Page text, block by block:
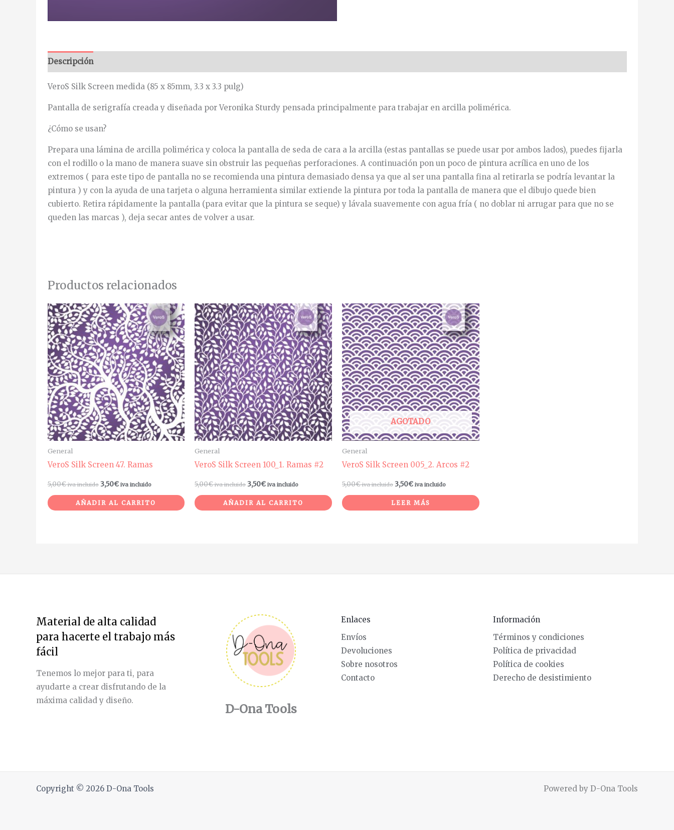
Descripción
VeroS Silk Screen medida (85 x 85mm, 3.3 x 3.3 pulg)
Pantalla de serigrafía creada y diseñada por Veronika Sturdy pensada principalmente para trabajar en arcilla polimérica.
¿Cómo se usan?
Prepara una lámina de arcilla polimérica y coloca la pantalla de seda de cara a la arcilla (estas pantallas se puede usar por ambos lados), puedes fijarla
con el rodillo o la mano de manera suave sin obstruir las pequeñas perforaciones. A continuación pon un poco de pintura acrílica en uno de los
extremos ( para este tipo de pantalla no se recomienda una pintura demasiado densa ya que al ser una pantalla fina al retirarla se podría levantar la
pintura ) y con la ayuda de una tarjeta o alguna herramienta similar extiende la pintura por toda la pantalla de manera que el dibujo quede bien
cubierto. Retira rápidamente la pantalla (para evitar que la pintura se seque) y lávala suavemente con agua fría ( no doblar ni arrugar para que no se
queden las marcas ), deja secar antes de volver a usar.
Productos relacionados
General
VeroS Silk Screen 47. Ramas
5,00€ iva incluido 3,50€ iva incluido
AÑADIR AL CARRITO
General
VeroS Silk Screen 100_1. Ramas #2
5,00€ iva incluido 3,50€ iva incluido
AÑADIR AL CARRITO
AGOTADO
General
VeroS Silk Screen 005_2. Arcos #2
5,00€ iva incluido 3,50€ iva incluido
LEER MÁS
Material de alta calidad
para hacerte el trabajo más
fácil
Tenemos lo mejor para ti, para
ayudarte a crear disfrutando de la
máxima calidad y diseño.
D-Ona Tools
Enlaces
Envíos
Devoluciones
Sobre nosotros
Contacto
Información
Términos y condiciones
Política de privacidad
Política de cookies
Derecho de desistimiento
Copyright © 2026 D-Ona Tools Powered by D-Ona Tools